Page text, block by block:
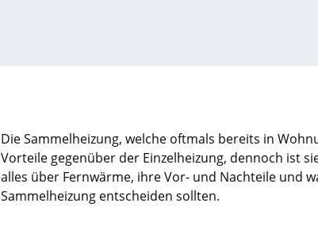
Die Sammelheizung, welche oftmals bereits in
Vorteile gegenüber der Einzelheizung, dennoch ist
alles über Fernwärme, ihre Vor- und Nachteile und
Sammelheizung entscheiden sollten.